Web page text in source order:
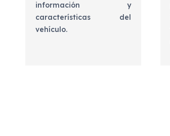
información y
características del
vehículo.